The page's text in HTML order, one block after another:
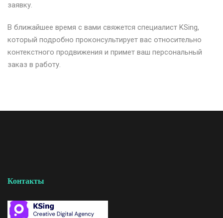
заявку.
В ближайшее время с вами свяжется специалист KSing,
который подробно проконсультирует вас относительно
контекстного продвижения и примет ваш персональный
заказ в работу.
Контакты